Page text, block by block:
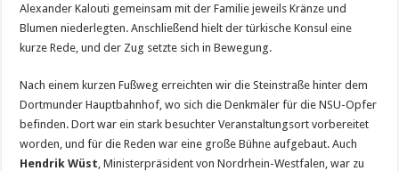
Alexander Kalouti gemeinsam mit der Familie jeweils Kränze und
Blumen niederlegten. Anschließend hielt der türkische Konsul eine
kurze Rede, und der Zug setzte sich in Bewegung.
Nach einem kurzen Fußweg erreichten wir die Steinstraße hinter dem
Dortmunder Hauptbahnhof, wo sich die Denkmäler für die NSU-Opfer
befinden. Dort war ein stark besuchter Veranstaltungsort vorbereitet
worden, und für die Reden war eine große Bühne aufgebaut. Auch
Hendrik Wüst , Ministerpräsident von Nordrhein-Westfalen, war zu